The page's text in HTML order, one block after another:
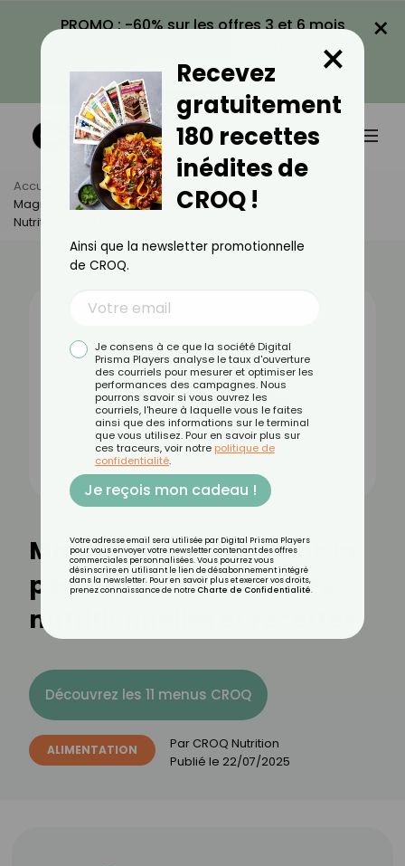
PROMO : -60% sur les offres 3 et 6 mois
VOIR LA PROMO
×
Accueil Actus
Alimentation
Magret De Canard Sans La Peau : Bienfaits, Valeurs
Nutritionnelles Et Recettes
Magret de canard sans la
peau : bienfaits, valeurs
nutritionnelles et recettes
Découvrez les 11 menus CROQ
ALIMENTATION Par CROQ Nutrition
Publié le 22/07/2025
Recevez
gratuitement
180 recettes
inédites de
CROQ !
×
Ainsi que la newsletter promotionnelle
de CROQ.
Je consens à ce que la société Digital
Prisma Players analyse le taux d'ouverture
des courriels pour mesurer et optimiser les
performances des campagnes. Nous
pourrons savoir si vous ouvrez les
courriels, l'heure à laquelle vous le faites
ainsi que des informations sur le terminal
que vous utilisez. Pour en savoir plus sur
ces traceurs, voir notre politique de
confidentialité.
Je reçois mon cadeau !
Votre adresse email sera utilisée par Digital Prisma Players
pour vous envoyer votre newsletter contenant des offres
commerciales personnalisées. Vous pourrez vous
désinscrire en utilisant le lien de désabonnement intégré
dans la newsletter. Pour en savoir plus et exercer vos droits,
prenez connaissance de notre Charte de Confidentialité.